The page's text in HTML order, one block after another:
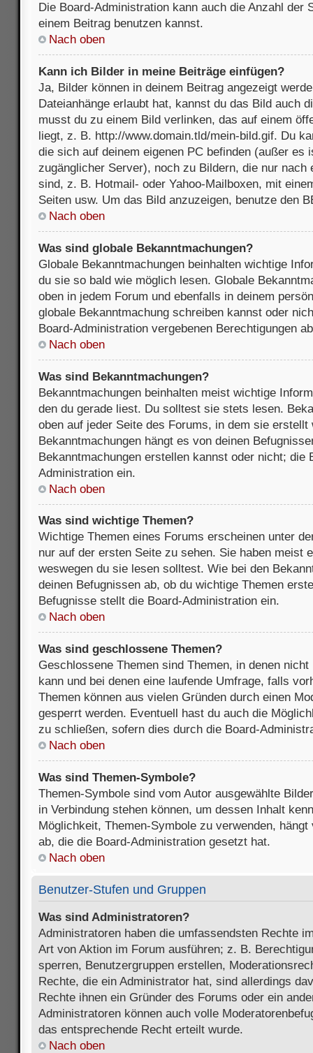
Die Board-Administration kann auch die Anzahl der
einem Beitrag benutzen kannst.
Nach oben
Kann ich Bilder in meine Beiträge einfügen?
Ja, Bilder können in deinem Beitrag angezeigt
Dateianhänge erlaubt hat, kannst du das Bild auch
musst du zu einem Bild verlinken, das auf einem
liegt, z. B. http://www.domain.tld/mein-bild.gif. Du
die sich auf deinem eigenen PC befinden (außer es
zugänglicher Server), noch zu Bildern, die nur nach
sind, z. B. Hotmail- oder Yahoo-Mailboxen, mit
Seiten usw. Um das Bild anzuzeigen, benutze den
Nach oben
Was sind globale Bekanntmachungen?
Globale Bekanntmachungen beinhalten wichtige
du sie so bald wie möglich lesen. Globale
oben in jedem Forum und ebenfalls in deinem
globale Bekanntmachung schreiben kannst oder
Board-Administration vergebenen Berechtigungen
Nach oben
Was sind Bekanntmachungen?
Bekanntmachungen beinhalten meist wichtige
den du gerade liest. Du solltest sie stets lesen.
oben auf jeder Seite des Forums, in dem sie erstellt
Bekanntmachungen hängt es von deinen
Bekanntmachungen erstellen kannst oder nicht; die
Administration ein.
Nach oben
Was sind wichtige Themen?
Wichtige Themen eines Forums erscheinen unter
nur auf der ersten Seite zu sehen. Sie haben meist
weswegen du sie lesen solltest. Wie bei den
deinen Befugnissen ab, ob du wichtige Themen
Befugnisse stellt die Board-Administration ein.
Nach oben
Was sind geschlossene Themen?
Geschlossene Themen sind Themen, in denen
kann und bei denen eine laufende Umfrage, falls
Themen können aus vielen Gründen durch einen
gesperrt werden. Eventuell hast du auch die
zu schließen, sofern dies durch die Board-
Nach oben
Was sind Themen-Symbole?
Themen-Symbole sind vom Autor ausgewählte
in Verbindung stehen können, um dessen Inhalt
Möglichkeit, Themen-Symbole zu verwenden,
ab, die die Board-Administration gesetzt hat.
Nach oben
Benutzer-Stufen und Gruppen
Was sind Administratoren?
Administratoren haben die umfassendsten Rechte
Art von Aktion im Forum ausführen; z. B.
sperren, Benutzergruppen erstellen,
Rechte, die ein Administrator hat, sind allerdings
Rechte ihnen ein Gründer des Forums oder ein
Administratoren können auch volle
das entsprechende Recht erteilt wurde.
Nach oben